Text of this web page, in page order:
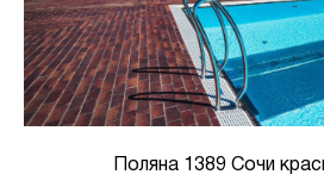
Поляна 1389 Сочи